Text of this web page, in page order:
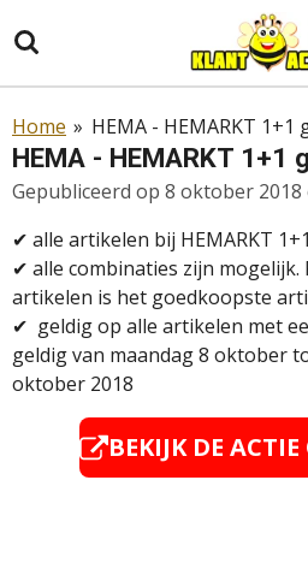
direct
naar
hoofdinhoud
Home » HEMA - HEMARKT 1+1
HEMA - HEMARKT 1+1
Gepubliceerd op 8 oktober 2018
✔ alle artikelen bij HEMARKT
✔ alle combinaties zijn mogelijk.
artikelen is het goedkoopste
✔ geldigop alle artikelen met
geldig van maandag 8 oktober
oktober 2018
BEKIJK DE